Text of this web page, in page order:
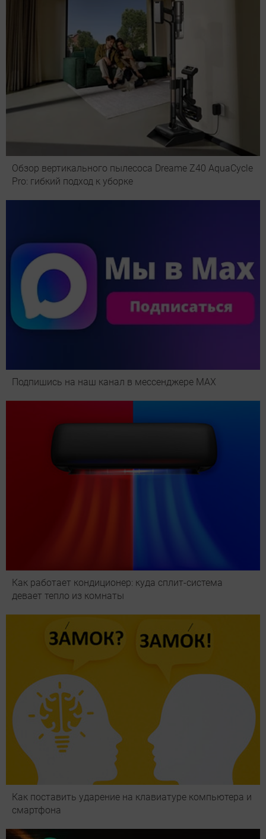
Обзор вертикального пылесоса Dreame Z40 AquaCycle
Pro: гибкий подход к уборке
Подпишись на наш канал в мессенджере МАХ
Как работает кондиционер: куда сплит-система
девает тепло из комнаты
Как поставить ударение на клавиатуре компьютера и
смартфона